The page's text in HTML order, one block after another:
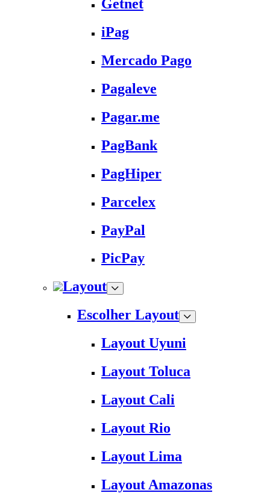
Getnet
iPag
Mercado Pago
Pagaleve
Pagar.me
PagBank
PagHiper
Parcelex
PayPal
PicPay
Layout
Escolher Layout
Layout Uyuni
Layout Toluca
Layout Cali
Layout Rio
Layout Lima
Layout Amazonas